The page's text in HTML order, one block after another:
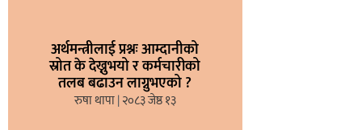
अर्थमन्त्रीलाई प्रश्नः आम्दानीको
स्रोत के देख्नुभयो र कर्मचारीको
तलब बढाउन लाग्नुभएको ?
रुषा थापा २०८३ जेष्ठ १३